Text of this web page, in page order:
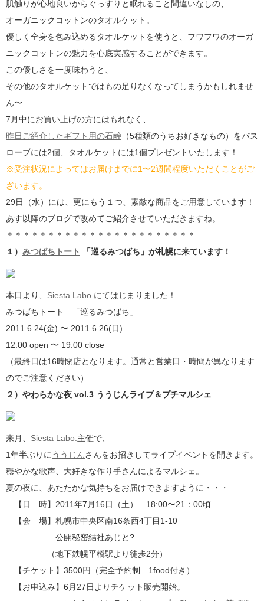
肌触りが心地良いからぐっすりと眠れること間違いなしの、
オーガニックコットンのタオルケット。
優しく全身を包み込めるタオルケットを使うと、フワフワのオーガ
ニックコットンの魅力を心底実感することができます。
この優しさを一度味わうと、
その他のタオルケットではもの足りなくなってしまうかもしれませ
ん〜
7月中にお買い上げの方にはもれなく、
昨日ご紹介したギフト用の石鹸 （5種類のうちお好きなもの）をバス
ローブには2個、タオルケットには1個プレゼントいたします！
※受注状況によってはお届けまでに1〜2週間程度いただくことがご
ざいます。
29日（水）には、更にもう１つ、素敵な商品をご用意しています！
あす以降のブログで改めてご紹介させていただきますね。
＊＊＊＊＊＊＊＊＊＊＊＊＊＊＊＊＊＊＊＊＊＊＊
１） みつばちトート 「巡るみつばち」が札幌に来ています！
本日より、 Siesta Labo. にてはじまりました！
みつばちトート 「巡るみつばち」
2011.6.24(金) 〜 2011.6.26(日)
12:00 open 〜 19:00 close
（最終日は16時閉店となります。通常と営業日・時間が異なります
のでご注意ください）
２）やわらかな夜 vol.3 ううじんライブ＆プチマルシェ
来月、 Siesta Labo. 主催で、
1年半ぶりに ううじんさんをお招きしてライブイベントを開きます。
穏やかな歌声、大好きな作り手さんによるマルシェ。
夏の夜に、あたたかな気持ちをお届けできますように・・・
【日 時】2011年7月16日（土） 18:00〜21：00頃
【会 場】札幌市中央区南16条西4丁目1-10
公開秘密結社あじと?
（地下鉄幌平橋駅より徒歩2分）
【チケット】3500円（完全予約制 1food付き）
【お申込み】6月27日よりチケット販売開始。